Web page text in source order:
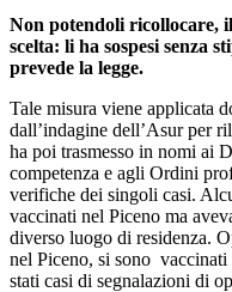
Non potendoli ricollocare,
scelta: li ha sospesi senza
prevede la legge.
Tale misura viene applicata
dall’indagine dell’Asur per
ha poi trasmesso in nomi ai
competenza e agli Ordini
verifiche dei singoli casi.
vaccinati nel Piceno ma
diverso luogo di residenza.
nel Piceno, si sono
stati casi di segnalazioni di